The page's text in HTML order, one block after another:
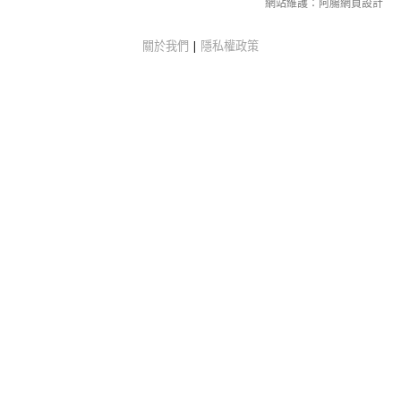
網站維護： 阿腸網頁設計
關於我們 | 隱私權政策